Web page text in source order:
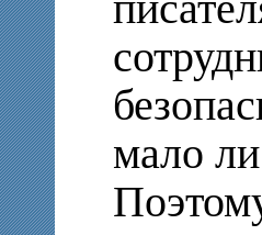
мало